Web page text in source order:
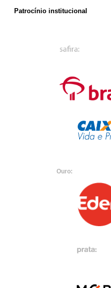
Patrocínio institucional
Ouro: